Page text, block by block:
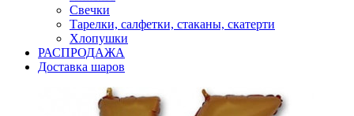
Свечки
Тарелки, салфетки, стаканы, скатерти
Хлопушки
РАСПРОДАЖА
Доставка шаров